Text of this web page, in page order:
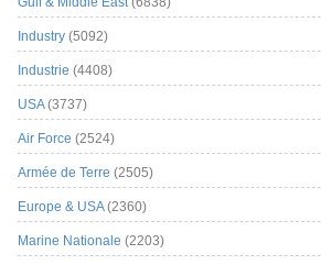
Industry (5092)
Industrie (4408)
USA(3737)
Air Force (2524)
Armée de Terre (2505)
Europe & USA(2360)
Marine Nationale (2203)